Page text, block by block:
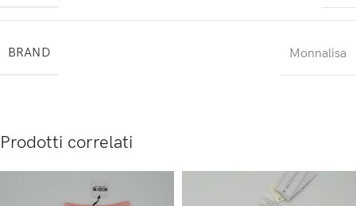
BRAND Monnalisa
Prodotti correlati